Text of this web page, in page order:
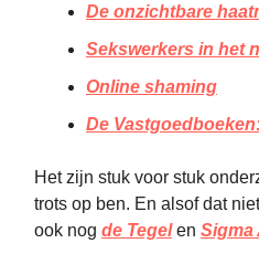
De onzichtbare
Sekswerkers in het
Online shaming
De
Het zijn stuk voor stuk
trots op ben. En alsof dat
ook nog de Tegelen Sigma